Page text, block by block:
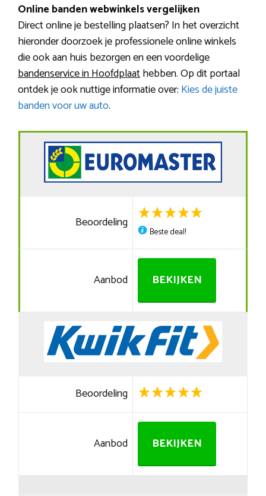
Online banden webwinkels vergelijken
Direct online je bestelling plaatsen? In het overzicht
hieronder doorzoek je professionele online winkels
die ook aan huis bezorgen en een voordelige
bandenservice in Hoofdplaathebben. Op dit portaal
ontdek je ook nuttige informatie over: Kies de juiste
banden voor uw auto.
Beoordeling
Beste deal!
Aanbod BEKIJKEN
Beoordeling
Aanbod BEKIJKEN